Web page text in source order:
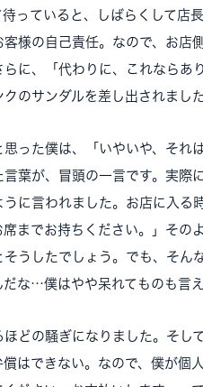
っていると、しばらくして店
様の自己責任。なので、お店
らに、「代わりに、これなら
のサンダルを差し出されました
思った僕は、「いやいや、それ
葉が、冒頭の一言です。実際
に言われました。お店に入る
までお持ちください。」その
うしたでしょう。でも、そん
な…僕はやや呆れてものも言え
どの騒ぎになりました。そし
はできない。なので、僕が個